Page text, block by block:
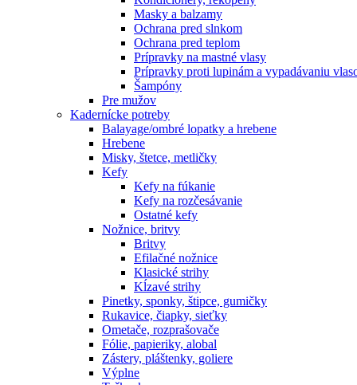
Masky a balzamy
Ochrana pred slnkom
Ochrana pred teplom
Prípravky na mastné vlasy
Prípravky proti lupinám a vypadávaniu
Šampóny
Pre mužov
Kadernícke potreby
Balayage/ombré lopatky a hrebene
Hrebene
Misky, štetce, metličky
Kefy
Kefy na fúkanie
Kefy na rozčesávanie
Ostatné kefy
Nožnice, britvy
Britvy
Efilačné nožnice
Klasické strihy
Kĺzavé strihy
Pinetky, sponky, štipce, gumičky
Rukavice, čiapky, sieťky
Ometače, rozprašovače
Fólie, papieriky, alobal
Zástery, pláštenky, goliere
Výplne